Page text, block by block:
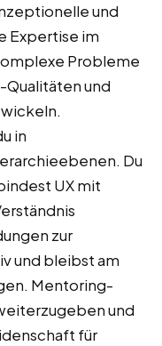
und
Expertise im
Probleme
Qualitäten und
in
Du
UX mit
zur
und bleibst am
Mentoring-
und
für